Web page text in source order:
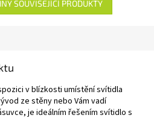
SOUVISEJÍCÍ PRODUKTY
v blízkosti umístění svítidla
ze stěny nebo Vám vadí
je ideálním řešením svítidlo s